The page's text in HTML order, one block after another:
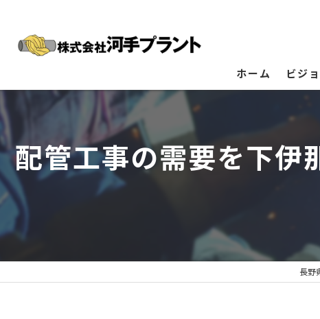
ホーム ビジ
配管工事の需要を下伊
長野